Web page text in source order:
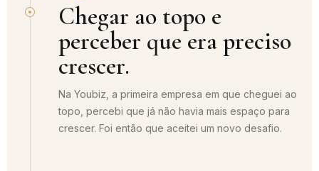
Chegar ao topo e
perceber que era preciso
crescer.
Na Youbiz, a primeira empresa em que cheguei ao
topo, percebi que já não havia mais espaço para
crescer. Foi então que aceitei um novo desafio.